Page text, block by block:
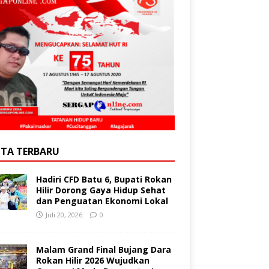
TERBARU
Hadiri CFD Batu 6, Bupati Rokan
Hilir Dorong Gaya Hidup Sehat
dan Penguatan Ekonomi Lokal
Juli 20, 2026 0
Malam Grand Final Bujang Dara
Rokan Hilir 2026 Wujudkan